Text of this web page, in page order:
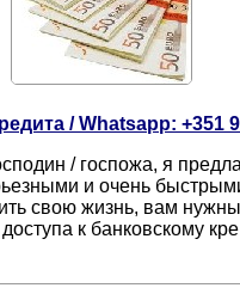
/ Whatsapp: +351
/ госпожа, я
и очень
свою жизнь, вам
к банковскому